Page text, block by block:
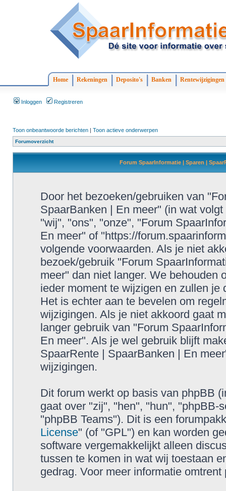
Home Rekeningen Deposito's Banken Rentewijzigingen
Inloggen Registreren
Toon onbeantwoorde berichten | Toon actieve onderwerpen
Forumoverzicht
Forum SpaarInformatie | Sparen |
Door het bezoeken/gebruiken van
SpaarBanken | En meer" (in wat
"wij", "ons", "onze", "Forum
En meer" of "https://
volgende voorwaarden. Als je niet
bezoek/gebruik "Forum
meer" dan niet langer. We behouden
ieder moment te wijzigen en zullen
Het is echter aan te bevelen om
wijzigingen. Als je niet akkoord gaat
langer gebruik van "Forum
En meer". Als je wel gebruik blijft
SpaarRente | SpaarBanken | En
wijzigingen.
Dit forum werkt op basis van phpBB
gaat over "zij", "hen", "hun", "phpBB-
"phpBB Teams"). Dit is een
License" (of "GPL") en kan worden
software vergemakkelijkt alleen
tussen te komen in wat wij toestaan
gedrag. Voor meer informatie